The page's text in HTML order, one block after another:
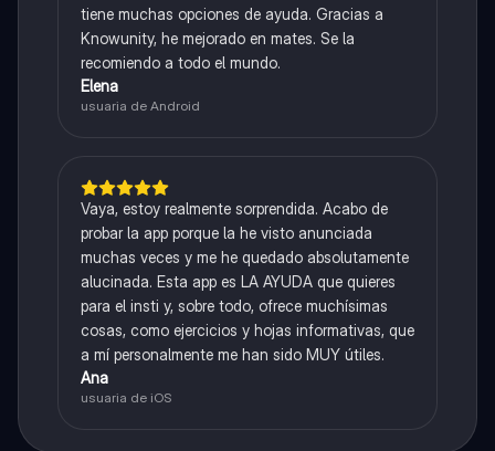
tiene muchas opciones de ayuda. Gracias a
Knowunity, he mejorado en mates. Se la
recomiendo a todo el mundo.
Elena
usuaria de Android
Vaya, estoy realmente sorprendida. Acabo de
probar la app porque la he visto anunciada
muchas veces y me he quedado absolutamente
alucinada. Esta app es LA AYUDA que quieres
para el insti y, sobre todo, ofrece muchísimas
cosas, como ejercicios y hojas informativas, que
a mí personalmente me han sido MUY útiles.
Ana
usuaria de iOS